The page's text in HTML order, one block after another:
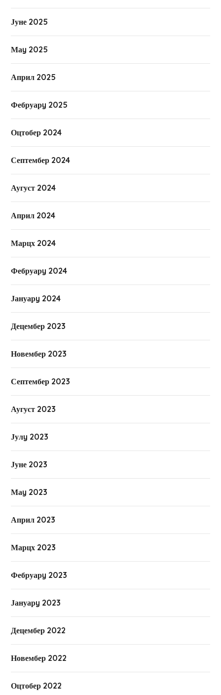
Јуне 2025
Маy 2025
Април 2025
Фебруарy 2025
Оцтобер 2024
Септембер 2024
Аугуст 2024
Април 2024
Марцх 2024
Фебруарy 2024
Јануарy 2024
Децембер 2023
Новембер 2023
Септембер 2023
Аугуст 2023
Јулy 2023
Јуне 2023
Маy 2023
Април 2023
Марцх 2023
Фебруарy 2023
Јануарy 2023
Децембер 2022
Новембер 2022
Оцтобер 2022